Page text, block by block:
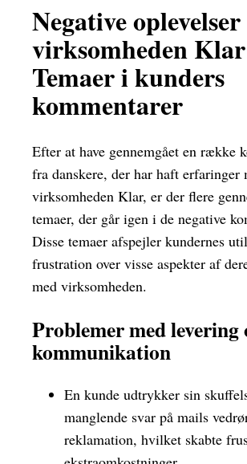
Negative
virksomheden
Temaer i kunders
kommentarer
Efter at have gennemgået en række
fra danskere, der har haft erfaringer
virksomheden Klar, er der flere
temaer, der går igen i de negative
Disse temaer afspejler kundernes
frustration over visse aspekter af
med virksomheden.
Problemer med levering
kommunikation
En kunde udtrykker sin
manglende svar på mails
reklamation, hvilket skabte